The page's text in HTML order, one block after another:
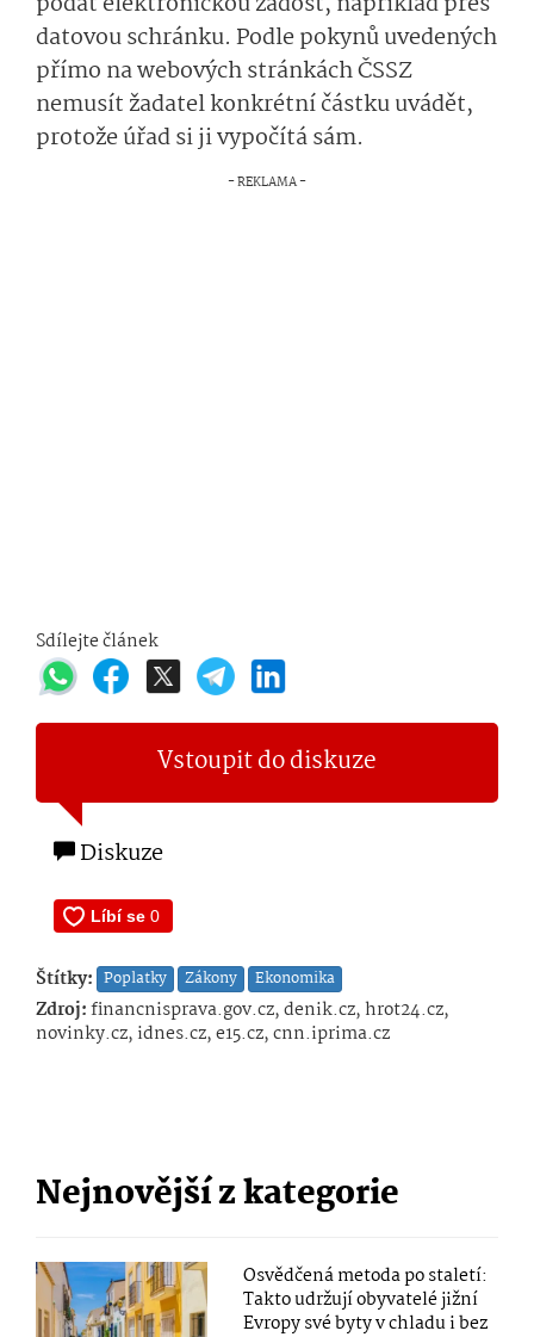
datovou schránku. Podle pokynů uvedených
přímo na webových stránkách ČSSZ
nemusít žadatel konkrétní částku uvádět,
protože úřad si ji vypočítá sám.
Sdílejte článek
Vstoupit do diskuze
Diskuze
Štítky: Poplatky Zákony Ekonomika
Zdroj:financnisprava.gov.cz, denik.cz, hrot24.cz,
novinky.cz, idnes.cz, e15.cz, cnn.iprima.cz
Nejnovější z kategorie
Osvědčená metoda po staletí:
Takto udržují obyvatelé jižní
Evropy své byty v chladu i bez